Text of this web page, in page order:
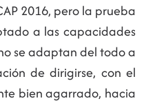
2016, pero la prueba
a las capacidades
se adaptan del todo a
de dirigirse, con el
bien agarrado, hacia